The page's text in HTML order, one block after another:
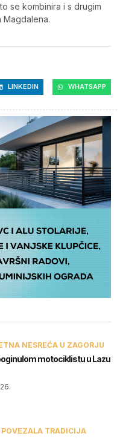
se kombinira i s drugim
Magdalena.
LINKEDIN WHATSAPP
NESREĆA U ZAGORJU
motociklistu u Lazu
POVEZALA TRADICIJA